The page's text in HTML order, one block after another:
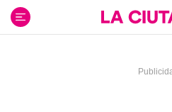
contenido